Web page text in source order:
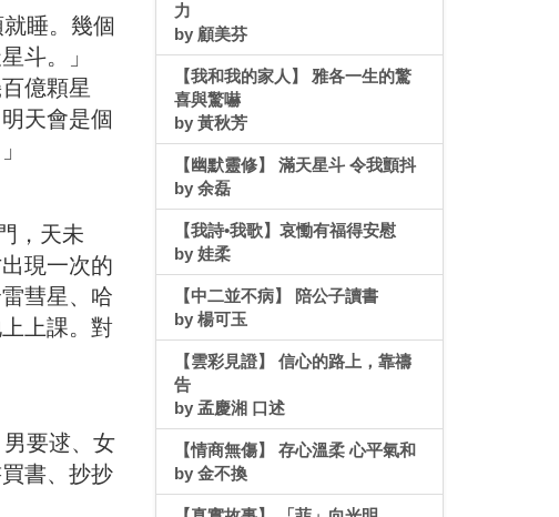
睡。幾個
斗。」
億顆星
天會是個
，天未
現一次的
彗星、哈
上課。對
要逑、女
書、抄抄
力
by 顧美芬
【我和我的家人】 雅各一生的驚
喜與驚嚇
by 黃秋芳
【幽默靈修】 滿天星斗 令我顫抖
by 余磊
【我詩•我歌】哀慟有福得安慰
by 娃柔
【中二並不病】 陪公子讀書
by 楊可玉
【雲彩見證】 信心的路上，靠禱
告
by 孟慶湘 口述
【情商無傷】 存心溫柔 心平氣和
by 金不換